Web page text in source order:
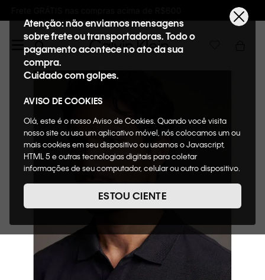
Ganhe 10% de GIFTBACK em todas as compras
Atenção: não enviamos mensagens
sobre frete ou transportadoras. Todo o
pagamento acontece no ato da sua
compra.
Cuidado com golpes.
AVISO DE COOKIES
Olá, este é o nosso Aviso de Cookies. Quando você visita
nosso site ou usa um aplicativo móvel, nós colocamos um ou
mais cookies em seu dispositivo ou usamos o Javascript,
HTML 5 e outras tecnologias digitais para coletar
informações de seu computador, celular ou outro dispositivo.
de cookies, informaremos quais cookies usaremos e quais
suas funções. A forma como processamos os dados
nosso Aviso de Privacidade. Quando você visita nosso site,
consideraremos isso como sua solicitação específica para
fornecer a você toda a funcionalidade do site, incluindo,
entre outros, a capacidade de comprar um item em nossa
loja virtual. Para maiores informações sobre o nosso aviso de
ESTOU CIENTE